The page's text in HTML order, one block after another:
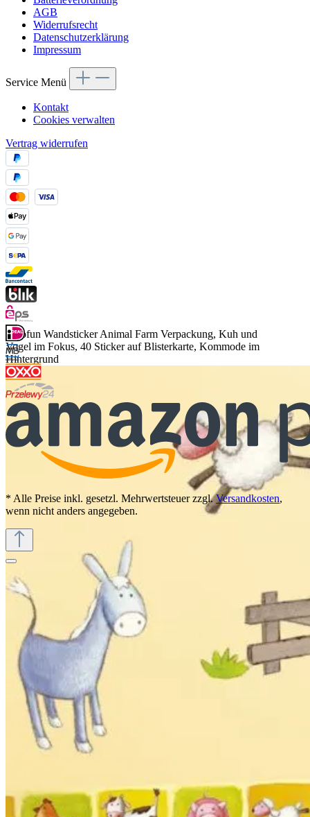
decofun Wandsticker Animal Farm Verpackung, Kuh und
Vogel im Fokus, 40 Sticker auf Blisterkarte, Kommode im
Hintergrund
AGB
Widerrufsrecht
Datenschutzerklärung
Impressum
Service Menü
Kontakt
Cookies verwalten
Vertrag widerrufen
* Alle Preise inkl. gesetzl. Mehrwertsteuer zzgl.Versandkosten,
wenn nicht anders angegeben.